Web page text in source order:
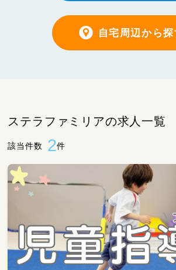
自宅周辺から探
ステラファミリアの求人一覧
該当件数 2件